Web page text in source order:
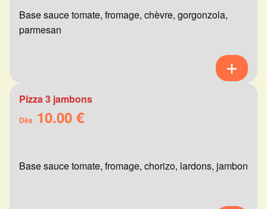
Base sauce tomate, fromage, chèvre, gorgonzola,
parmesan
Pizza 3 jambons
Dès 10.00 €
Base sauce tomate, fromage, chorizo, lardons, jambon